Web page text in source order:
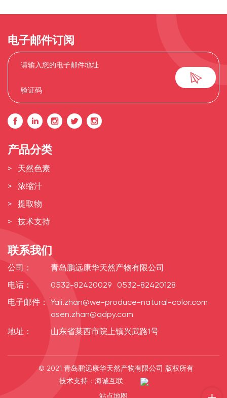
电子邮件订阅
产品分类
天然色素
浓缩汁
提取物
技术支持
联系我们
公司：
青岛鹏远康华天然产物有限公司
电话：
0532-82420029
0532-82420128
电子邮件：
Yali.zhan@we-produce-natural-color.com
asen.zhan@qdpy.com
地址：
山东省莱西市院上镇兴武路1号
© 2021 青岛鹏远康华天然产物有限公司 版权所有
技术支持：海诚互联
站点地图